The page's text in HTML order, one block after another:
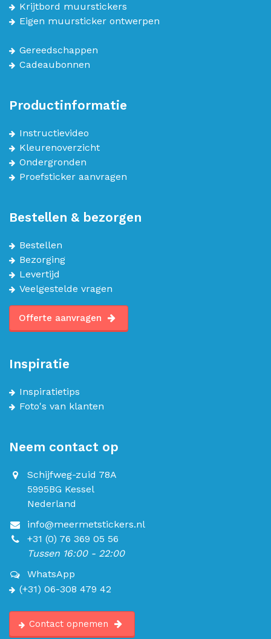
Krijtbord muurstickers
Eigen muursticker ontwerpen
Gereedschappen
Cadeaubonnen
Productinformatie
Instructievideo
Kleurenoverzicht
Ondergronden
Proefsticker aanvragen
Bestellen & bezorgen
Bestellen
Bezorging
Levertijd
Veelgestelde vragen
Offerte aanvragen
Inspiratie
Inspiratietips
Foto's van klanten
Neem contact op
Schijfweg-zuid 78A
5995BG Kessel
Nederland
info@meermetstickers.nl
+31 (0) 76 369 05 56
Tussen 16:00 - 22:00
WhatsApp
(+31) 06-308 479 42
Contact opnemen